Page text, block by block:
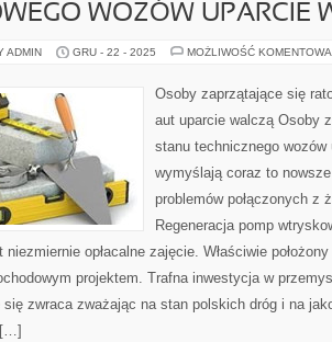
WOZÓW UPARCIE
ADMIN GRU - 22 - 2025 MOŻLIWOŚĆ
Osoby zaprzątające się
aut uparcie walczą Osoby
stanu technicznego wozów
wymyślają coraz to
problemów połączonych z
Regeneracja pomp
niezmiernie opłacalne zajęcie. Właściwie
projektem. Trafna inwestycja w
się zwraca zważając na stan polskich dróg i na
[…]